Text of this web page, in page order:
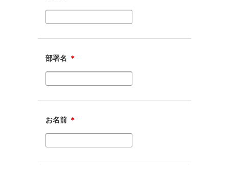
部署名 ＊
お名前 ＊